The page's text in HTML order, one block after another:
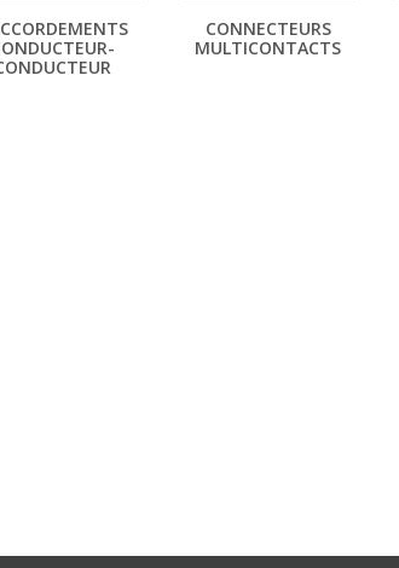
CONNECTEURS
MULTICONTACTS